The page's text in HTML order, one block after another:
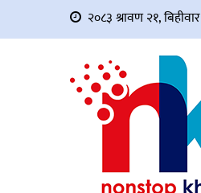
२०८३ श्रावण २१, बिहीवार